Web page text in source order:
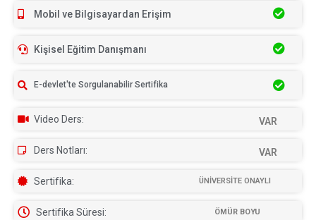
Mobil ve Bilgisayardan Erişim
Kişisel Eğitim Danışmanı
E-devlet'te Sorgulanabilir Sertifika
Video Ders: VAR
Ders Notları: VAR
Sertifika: ÜNİVERSİTE ONAYLI
Sertifika Süresi: ÖMÜR BOYU